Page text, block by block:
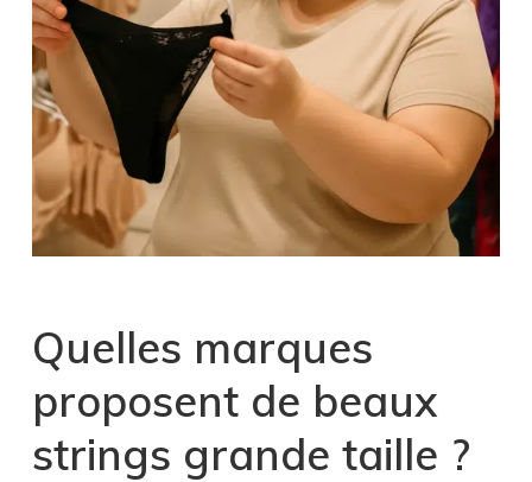
Quelles marques
proposent de beaux
strings grande taille ?